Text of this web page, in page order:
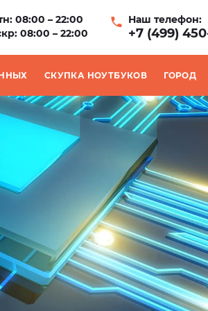
Наш телефон:
+7 (499)
08:00 – 22:00
08:00 – 22:00
СКУПКА НОУТБУКОВ ГОРОД